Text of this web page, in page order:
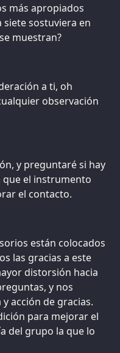
más apropiados
siete sostuviera en
muestran?
a ti, oh
observación
y preguntaré si hay
que el instrumento
el contacto.
están colocados
las gracias a este
distorsión hacia
y nos
acción de gracias.
para mejorar el
del grupo la que lo